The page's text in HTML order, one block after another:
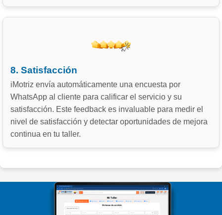
8. Satisfacción
iMotriz envía automáticamente una encuesta por
WhatsApp al cliente para calificar el servicio y su
satisfacción. Este feedback es invaluable para medir el
nivel de satisfacción y detectar oportunidades de mejora
continua en tu taller.